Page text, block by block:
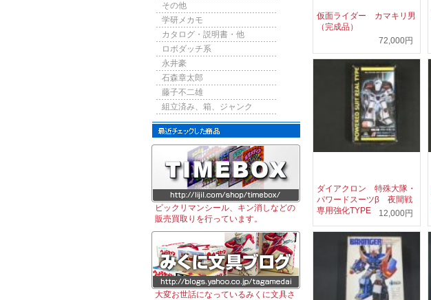
その他
学研メカモ
カタログ・説明書・他
ロボダッチ系
永井豪
石森章太郎
藤子不二雄
組立済み、箱、ジャンク
ビックリマンシール、キン消しなどの
販売買取りを行っています。
大変お世話になっているみくに文具さ
仮面ライダー カマキリ男
（完成品）
72,000円
ダイアクロン 特殊大隊・
パワードスーツβ 夜間戦
専用強化TYPE
12,000円